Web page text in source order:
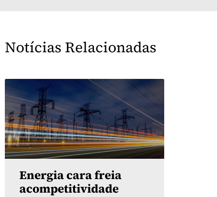
Notícias Relacionadas
Energia cara freia
acompetitividade